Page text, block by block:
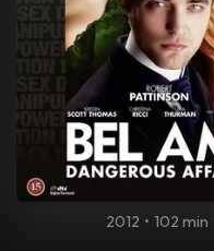
2012 • 102 min